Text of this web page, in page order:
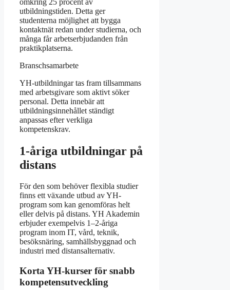
utbildningstiden. Detta ger
studenterna möjlighet att bygga
kontaktnät redan under studierna, och
många får arbetserbjudanden från
praktikplatserna.
Branschsamarbete
YH-utbildningar tas fram tillsammans
med arbetsgivare som aktivt söker
personal. Detta innebär att
utbildningsinnehållet ständigt
anpassas efter verkliga
kompetenskrav.
1-åriga utbildningar på
distans
För den som behöver flexibla studier
finns ett växande utbud av YH-
program som kan genomföras helt
eller delvis på distans. YH Akademin
erbjuder exempelvis 1–2-åriga
program inom IT, vård, teknik,
besöksnäring, samhällsbyggnad och
industri med distansalternativ.
Korta YH-kurser för snabb
kompetensutveckling